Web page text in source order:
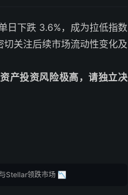
日下跌 3.6%，成为拉低指数
关注后续市场流动性变化及
产投资风险极高，请独立决
Stellar领跌市场 📉